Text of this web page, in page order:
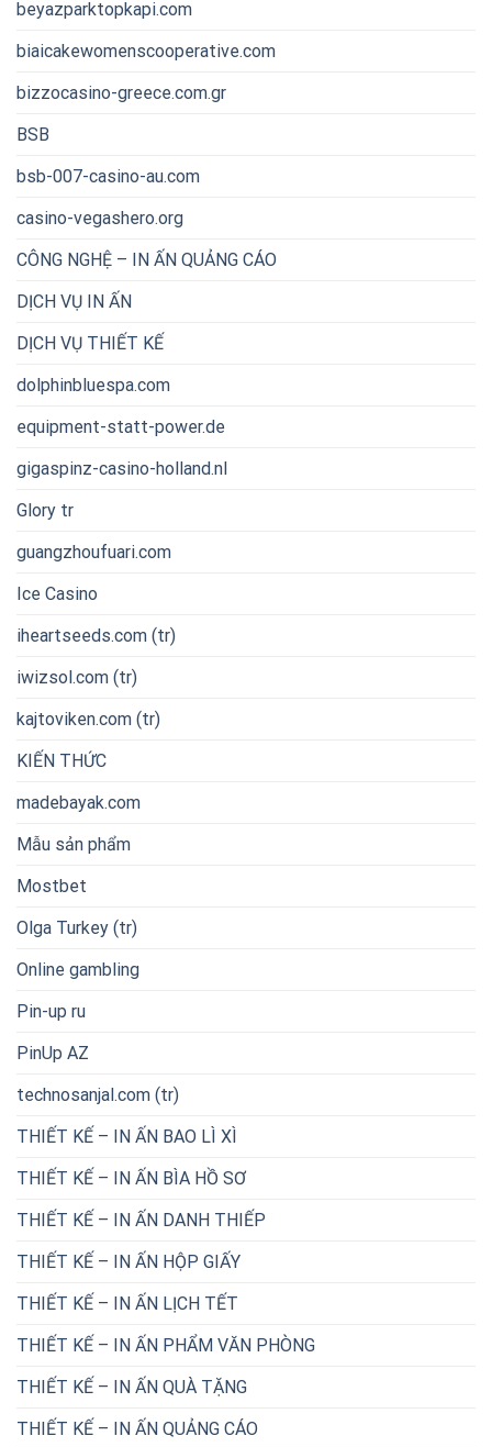
beyazparktopkapi.com
biaicakewomenscooperative.com
bizzocasino-greece.com.gr
BSB
bsb-007-casino-au.com
casino-vegashero.org
CÔNG NGHỆ – IN ẤN QUẢNG CÁO
DỊCH VỤ IN ẤN
DỊCH VỤ THIẾT KẾ
dolphinbluespa.com
equipment-statt-power.de
gigaspinz-casino-holland.nl
Glory tr
guangzhoufuari.com
Ice Casino
iheartseeds.com (tr)
iwizsol.com (tr)
kajtoviken.com (tr)
KIẾN THỨC
madebayak.com
Mẫu sản phẩm
Mostbet
Olga Turkey (tr)
Online gambling
Pin-up ru
PinUp AZ
technosanjal.com (tr)
THIẾT KẾ – IN ẤN BAO LÌ XÌ
THIẾT KẾ – IN ẤN BÌA HỒ SƠ
THIẾT KẾ – IN ẤN DANH THIẾP
THIẾT KẾ – IN ẤN HỘP GIẤY
THIẾT KẾ – IN ẤN LỊCH TẾT
THIẾT KẾ – IN ẤN PHẨM VĂN PHÒNG
THIẾT KẾ – IN ẤN QUÀ TẶNG
THIẾT KẾ – IN ẤN QUẢNG CÁO